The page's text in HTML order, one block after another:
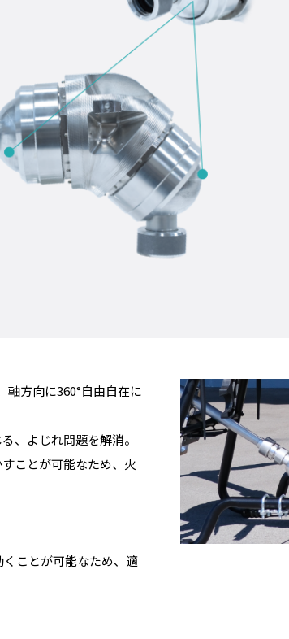
軸方向に360°自由自在に
、よじれ問題を解消。
ことが可能なため、火
ことが可能なため、適